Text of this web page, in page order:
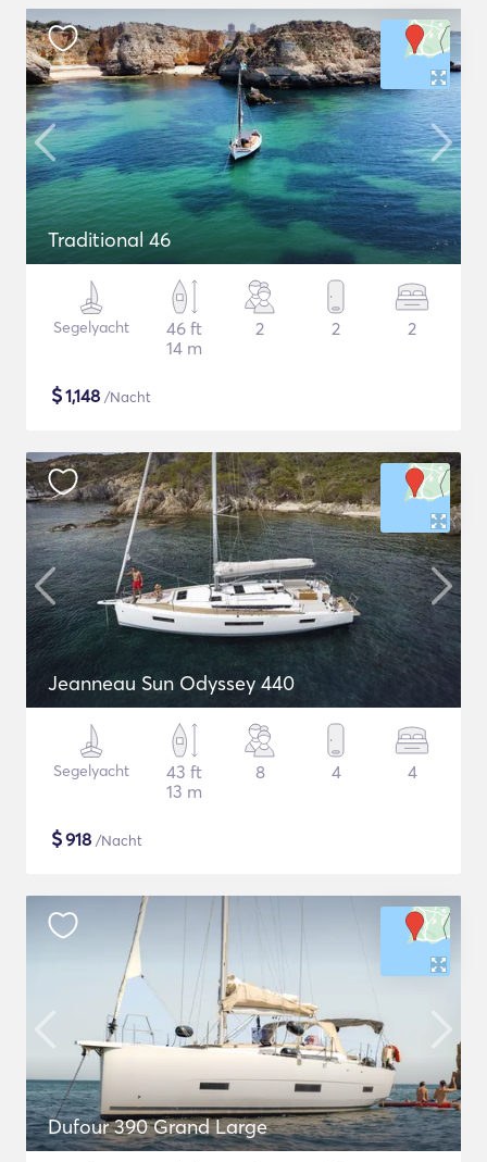
Traditional 46
Segelyacht
46 ft
14 m
2 2 2
$1,148 /Nacht
Jeanneau Sun Odyssey 440
Segelyacht
43 ft
13 m
8 4 4
$918 /Nacht
Dufour 390 Grand Large